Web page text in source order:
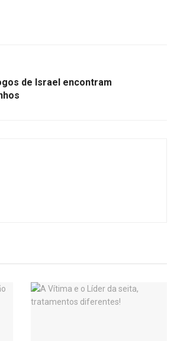
de Israel encontram